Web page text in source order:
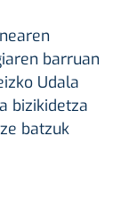
barruan
Udala
bizikidetza
batzuk